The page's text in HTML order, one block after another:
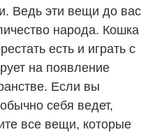
Ведь эти вещи до вас
народа. Кошка
есть и играть с
на появление
Если вы
себя ведет,
все вещи, которые